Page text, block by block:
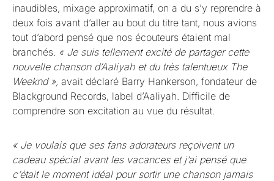
inaudibles, mixage approximatif, on a du s’y reprendre à
deux fois avant d’aller au bout du titre tant, nous avions
tout d’abord pensé que nos écouteurs étaient mal
branchés. « Je suis tellement excité de partager cette
nouvelle chanson d’Aaliyah et du très talentueux The
Weeknd », avait déclaré Barry Hankerson, fondateur de
Blackground Records, label d’Aaliyah. Difficile de
comprendre son excitation au vue du résultat.
« Je voulais que ses fans adorateurs reçoivent un
cadeau spécial avant les vacances et j’ai pensé que
c’était le moment idéal pour sortir une chanson jamais